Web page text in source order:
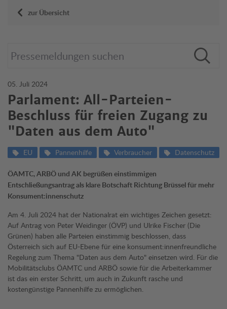
zur Übersicht
05. Juli 2024
Parlament: All-Parteien-
Beschluss für freien Zugang zu
"Daten aus dem Auto"
EU Pannenhilfe Verbraucher Datenschutz
ÖAMTC, ARBÖ und AK begrüßen einstimmigen
Entschließungsantrag als klare Botschaft Richtung Brüssel für mehr
Konsument:innenschutz
Am 4. Juli 2024 hat der Nationalrat ein wichtiges Zeichen gesetzt:
Auf Antrag von Peter Weidinger (ÖVP) und Ulrike Fischer (Die
Grünen) haben alle Parteien einstimmig beschlossen, dass
Österreich sich auf EU-Ebene für eine konsument:innenfreundliche
Regelung zum Thema "Daten aus dem Auto" einsetzen wird. Für die
Mobilitätsclubs ÖAMTC und ARBÖ sowie für die Arbeiterkammer
ist das ein erster Schritt, um auch in Zukunft rasche und
kostengünstige Pannenhilfe zu ermöglichen.